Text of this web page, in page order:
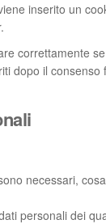
inserito un
correttamente
dopo il
necessari,
personali dei